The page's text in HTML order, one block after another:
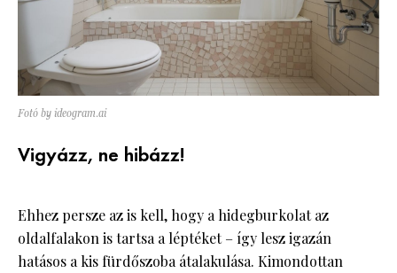
Fotó by ideogram.ai
Vigyázz, ne hibázz!
Ehhez persze az is kell, hogy a hidegburkolat az
oldalfalakon is tartsa a léptéket – így lesz igazán
hatásos a kis fürdőszoba átalakulása. Kimondottan